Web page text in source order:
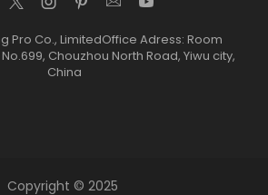
Pro Co., LimitedOffice Adress: Room
Chouzhou North Road, Yiwu city,
China
Copyright © 2025